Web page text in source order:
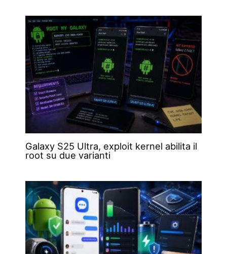
Galaxy S25 Ultra, exploit kernel abilita il
root su due varianti